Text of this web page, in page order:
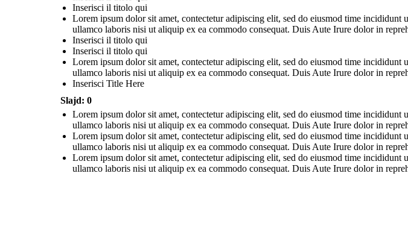
Inserisci il titolo qui
Lorem ipsum dolor sit amet, contectetur adipiscing elit, sed do eiusmod time
ullamco laboris nisi ut aliquip ex ea commodo consequat. Duis Aute Irure dolor in
Inserisci il titolo qui
Inserisci il titolo qui
Lorem ipsum dolor sit amet, contectetur adipiscing elit, sed do eiusmod time
ullamco laboris nisi ut aliquip ex ea commodo consequat. Duis Aute Irure dolor in
Inserisci Title Here
Slajd: 0
Lorem ipsum dolor sit amet, contectetur adipiscing elit, sed do eiusmod time
ullamco laboris nisi ut aliquip ex ea commodo consequat. Duis Aute Irure dolor in
Lorem ipsum dolor sit amet, contectetur adipiscing elit, sed do eiusmod time
ullamco laboris nisi ut aliquip ex ea commodo consequat. Duis Aute Irure dolor in
Lorem ipsum dolor sit amet, contectetur adipiscing elit, sed do eiusmod time
ullamco laboris nisi ut aliquip ex ea commodo consequat. Duis Aute Irure dolor in